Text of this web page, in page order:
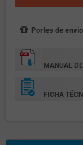
Portes de
MANUAL
FICHA